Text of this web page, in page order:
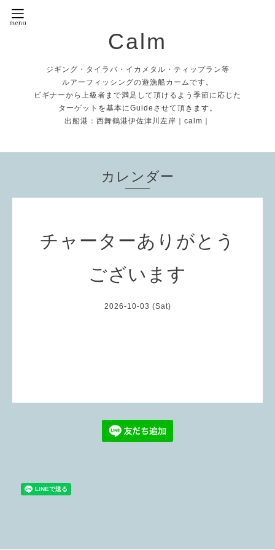
Calm
ジギング・タイラバ・イカメタル・ティップラン等
ルアーフィッシングの遊漁船カームです。
ビギナーから上級者まで満足して頂けるよう季節に応じた
ターゲットを基本にGuideさせて頂きます。
出船港：西舞鶴港伊佐津川左岸｜calm｜
カレンダー
チャーターありがとう
ございます
2026-10-03 (Sat)